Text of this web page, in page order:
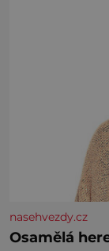
nasehvezdy.cz
Osamělá